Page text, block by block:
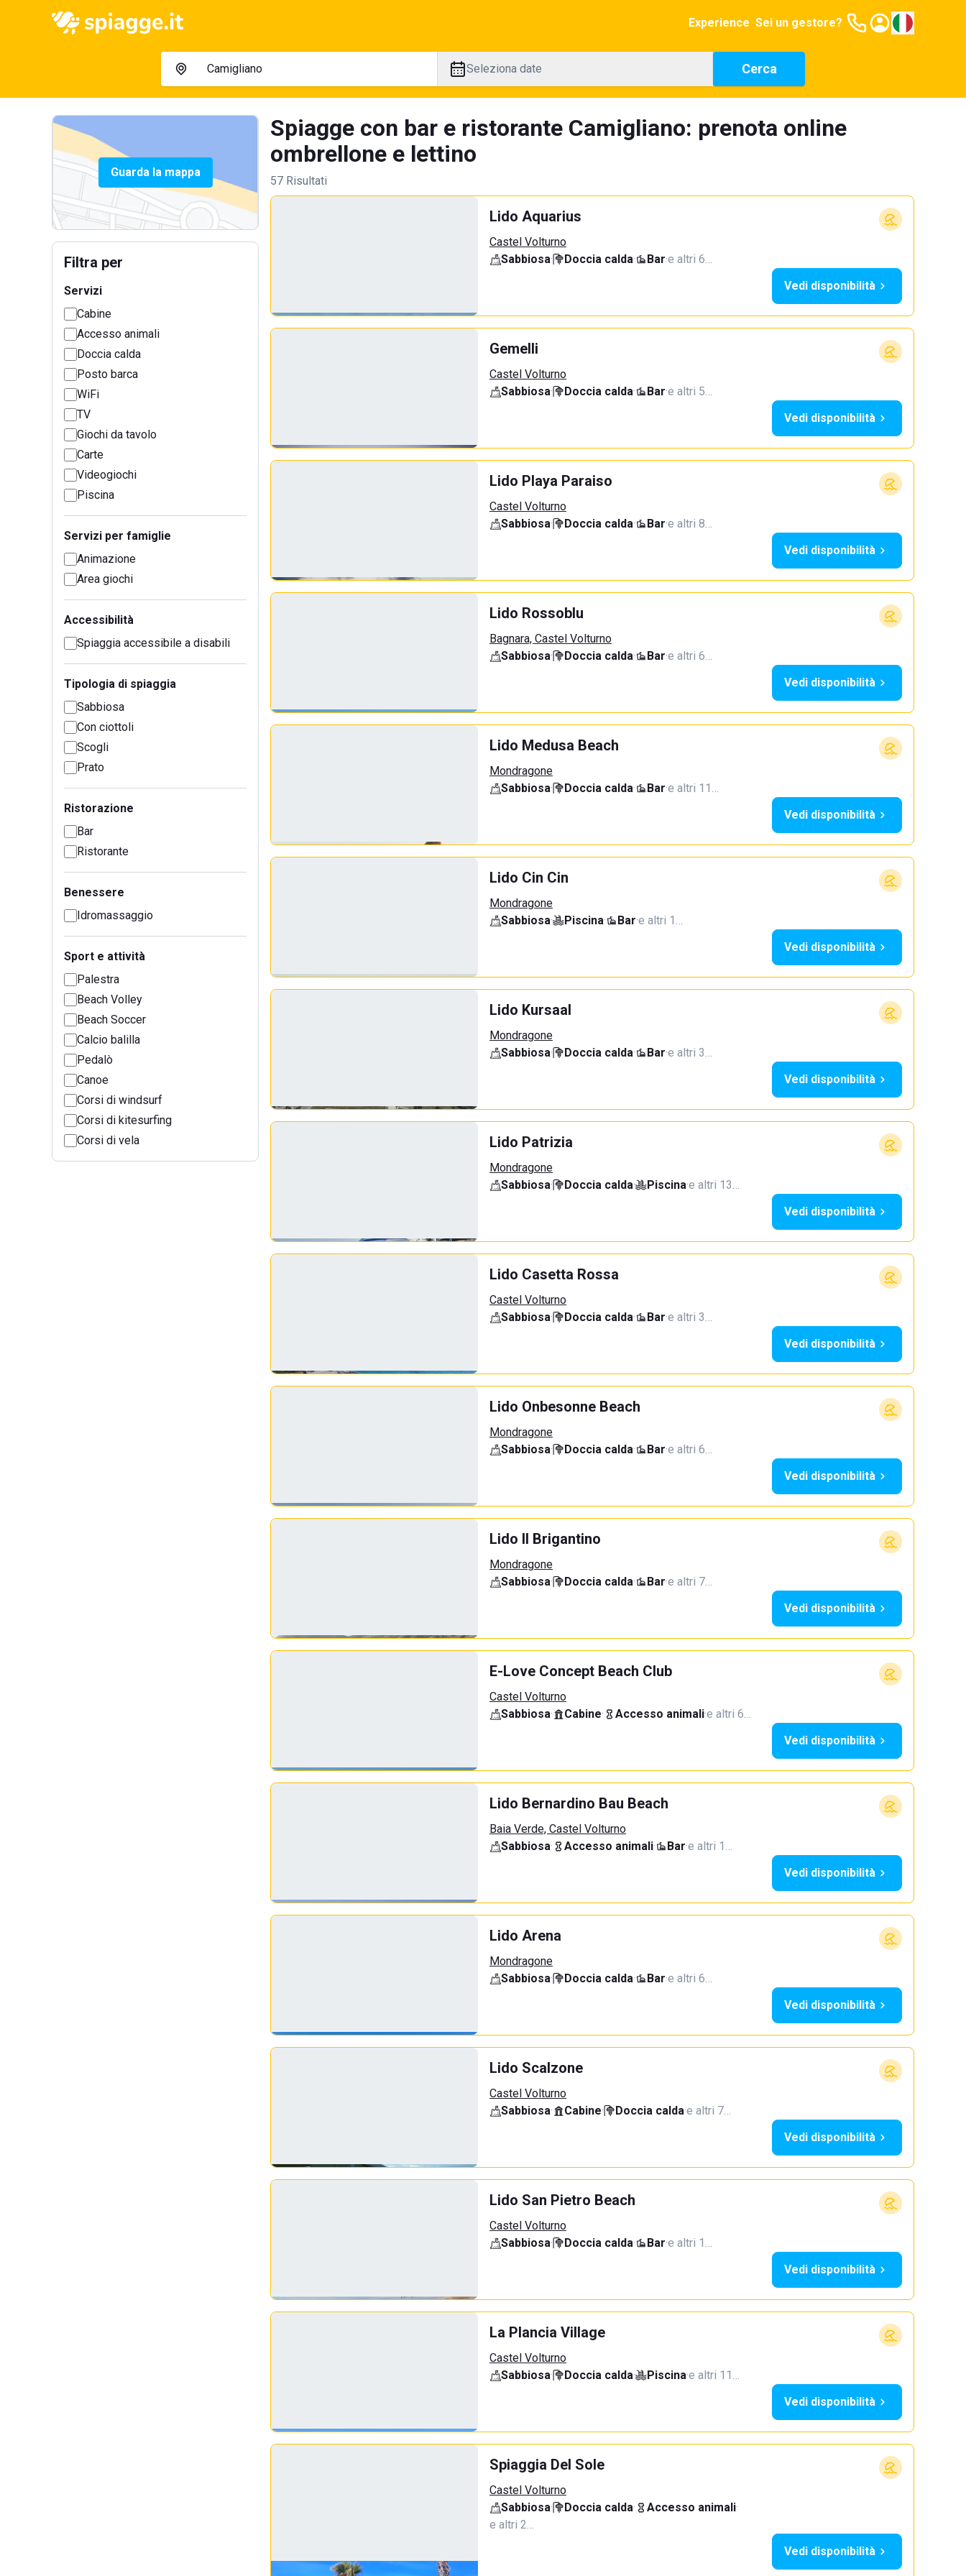
Experience Sei un gestore?
Seleziona date Cerca
Guarda la mappa
Filtra per
Servizi
Cabine
Accesso animali
Doccia calda
Posto barca
WiFi
TV
Giochi da tavolo
Carte
Videogiochi
Piscina
Servizi per famiglie
Animazione
Area giochi
Accessibilità
Spiaggia accessibile a disabili
Tipologia di spiaggia
Sabbiosa
Con ciottoli
Scogli
Prato
Ristorazione
Bar
Ristorante
Benessere
Idromassaggio
Sport e attività
Palestra
Beach Volley
Beach Soccer
Calcio balilla
Pedalò
Canoe
Corsi di windsurf
Corsi di kitesurfing
Corsi di vela
Spiagge con bar e ristorante Camigliano: prenota online
ombrellone e lettino
57 Risultati
Lido Aquarius
Castel Volturno
Sabbiosa· Doccia calda· Bar·e altri 6…
Vedi disponibilità
Gemelli
Castel Volturno
Sabbiosa· Doccia calda· Bar·e altri 5…
Vedi disponibilità
Lido Playa Paraiso
Castel Volturno
Sabbiosa· Doccia calda· Bar·e altri 8…
Vedi disponibilità
Lido Rossoblu
Bagnara, Castel Volturno
Sabbiosa· Doccia calda· Bar·e altri 6…
Vedi disponibilità
Lido Medusa Beach
Mondragone
Sabbiosa· Doccia calda· Bar·e altri 11…
Vedi disponibilità
Lido Cin Cin
Mondragone
Sabbiosa· Piscina· Bar·e altri 1…
Vedi disponibilità
Lido Kursaal
Mondragone
Sabbiosa· Doccia calda· Bar·e altri 3…
Vedi disponibilità
Lido Patrizia
Mondragone
Sabbiosa· Doccia calda· Piscina·e altri 13…
Vedi disponibilità
Lido Casetta Rossa
Castel Volturno
Sabbiosa· Doccia calda· Bar·e altri 3…
Vedi disponibilità
Lido Onbesonne Beach
Mondragone
Sabbiosa· Doccia calda· Bar·e altri 6…
Vedi disponibilità
Lido Il Brigantino
Mondragone
Sabbiosa· Doccia calda· Bar·e altri 7…
Vedi disponibilità
E-Love Concept Beach Club
Castel Volturno
Sabbiosa· Cabine· Accesso animali·e altri 6…
Vedi disponibilità
Lido Bernardino Bau Beach
Baia Verde, Castel Volturno
Sabbiosa· Accesso animali· Bar·e altri 1…
Vedi disponibilità
Lido Arena
Mondragone
Sabbiosa· Doccia calda· Bar·e altri 6…
Vedi disponibilità
Lido Scalzone
Castel Volturno
Sabbiosa· Cabine· Doccia calda·e altri 7…
Vedi disponibilità
Lido San Pietro Beach
Castel Volturno
Sabbiosa· Doccia calda· Bar·e altri 1…
Vedi disponibilità
La Plancia Village
Castel Volturno
Sabbiosa· Doccia calda· Piscina·e altri 11…
Vedi disponibilità
Spiaggia Del Sole
Castel Volturno
Sabbiosa· Doccia calda· Accesso animali·
e altri 2…
Vedi disponibilità